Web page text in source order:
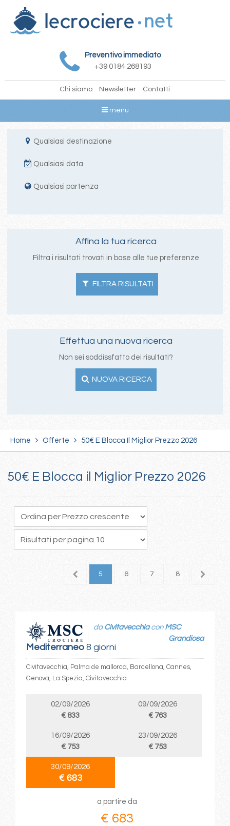
Preventivo immediato
+39 0184 268193
Chi siamo Newsletter Contatti
menu
Qualsiasi destinazione
Qualsiasi data
Qualsiasi partenza
Affina la tua ricerca
Filtra i risultati trovati in base alle tue preferenze
FILTRA RISULTATI
Effettua una nuova ricerca
Non sei soddissfatto dei risultati?
NUOVA RICERCA
Home Offerte 50€ E Blocca Il Miglior Prezzo 2026
50€ E Blocca il Miglior Prezzo 2026
4 5 6 7 8 9
Mediterraneo8 giorni
da Civitavecchiacon MSC
Grandiosa
Civitavecchia, Palma de mallorca, Barcellona, Cannes,
Genova, La Spezia, Civitavecchia
02/09/2026
€ 833
09/09/2026
€ 763
16/09/2026
€ 753
23/09/2026
€ 753
30/09/2026
€ 683
a partire da
€ 683